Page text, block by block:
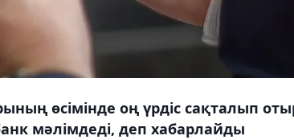
өсімінде оң үрдіс сақталып
мәлімдеді, деп хабарлайды